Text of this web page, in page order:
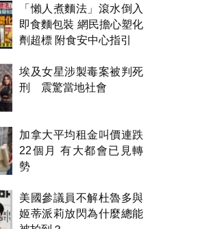
「懶人煮麵法」滾水倒入
即食麵包裝 網民擔心塑化
劑超標 附食安中心指引
埃及女星涉製毒案被判死
刑 震驚當地社會
加拿大平均租金叫價連跌
22個月 有大都會已見轉
勢
美國參議員不解杜魯多與
姬蒂派莉放閃為什麼總能